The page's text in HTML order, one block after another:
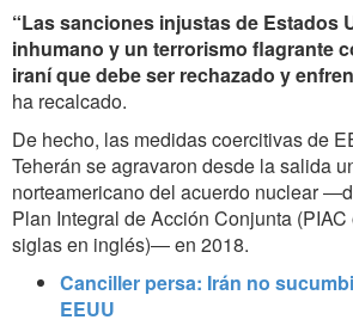
“Las sanciones injustas de Estados
inhumano y un terrorismo flagrante
iraní que debe ser rechazado y
ha recalcado.
De hecho, las medidas coercitivas de
Teherán se agravaron desde la salida
norteamericano del acuerdo nuclear
Plan Integral de Acción Conjunta
siglas en inglés)― en 2018.
Canciller persa: Irán no
EEUU